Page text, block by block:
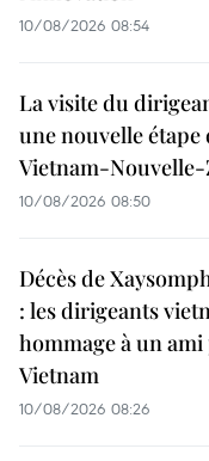
10/08/2026 08:54
La visite du
une nouvelle étape
Vietnam-
10/08/2026 08:50
Décès de
: les dirigeants
hommage à un
Vietnam
10/08/2026 08:26